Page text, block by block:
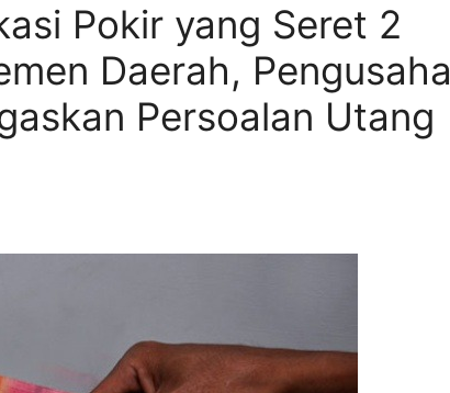
Pokir yang Seret 2
Daerah, Pengusaha
Persoalan Utang